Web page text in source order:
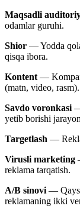
Maqsadli
odamlar guruhi.
Shior — Yodda
qisqa ibora.
Kontent —
(matn, video, rasm).
Savdo voronkasi
yetib borishi
Targetlash —
Virusli marketing
reklama tarqatish.
A/B sinovi —
reklamaning ikki